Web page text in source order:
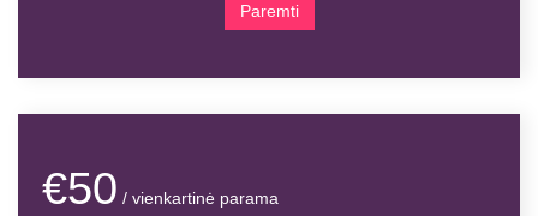
Paremti
€50 / vienkartinė parama